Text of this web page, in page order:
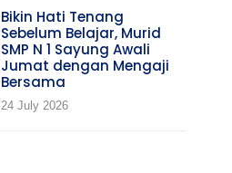
Bikin Hati Tenang
Sebelum Belajar, Murid
SMP N 1 Sayung Awali
Jumat dengan Mengaji
Bersama
24 July 2026